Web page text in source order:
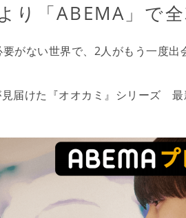
り「ABEMA」で
要がない世界で、2人がもう一度
届けた『オオカミ』シリーズ